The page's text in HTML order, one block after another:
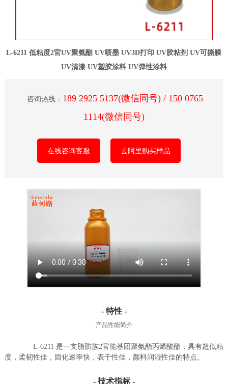
L-6211 低粘度2官UV聚氨酯 UV喷墨 UV3D打印 UV胶粘剂 UV可撕膜
UV清漆 UV塑胶涂料 UV弹性涂料
咨询热线： 189 2925 5137(微信同号) / 150 0765
1114(微信同号)
在线咨询客服 去阿里购买样品
- 特性 -
产品性能简介
L-6211 是一支脂肪族2官能基团聚氨酯丙烯酸酯，具有超低粘
度，柔韧性佳，固化速率快，表干性佳，颜料润湿性佳的特点。
- 技术指标 -